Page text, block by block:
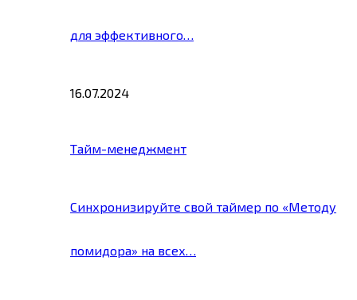
для эффективного…
16.07.2024
Тайм-менеджмент
Синхронизируйте свой таймер по «Методу
помидора» на всех…